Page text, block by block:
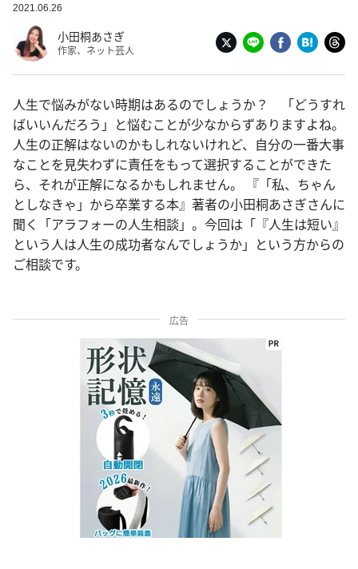
2021.06.26
小田桐あさぎ
作家、ネット芸人
人生で悩みがない時期はあるのでしょうか？ 「どうすれ
ばいいんだろう」と悩むことが少なからずありますよね。
人生の正解はないのかもしれないけれど、自分の一番大事
なことを見失わずに責任をもって選択することができた
ら、それが正解になるかもしれません。 『「私、ちゃん
としなきゃ」から卒業する本』著者の小田桐あさぎさんに
聞く「アラフォーの人生相談」。今回は「『人生は短い』
という人は人生の成功者なんでしょうか」という方からの
ご相談です。
広告